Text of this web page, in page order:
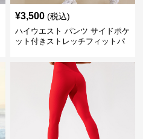
¥3,500 (税込)
ハイウエスト パンツ サイドポケ
ット付きストレッチフィットパ